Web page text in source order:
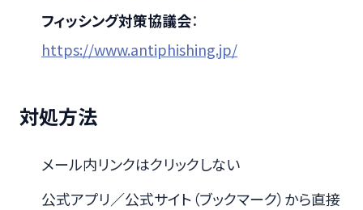
フィッシング対策協議会：
https://www.antiphishing.jp/
対処方法
メール内リンクはクリックしない
公式アプリ／公式サイト（ブックマーク）から直接